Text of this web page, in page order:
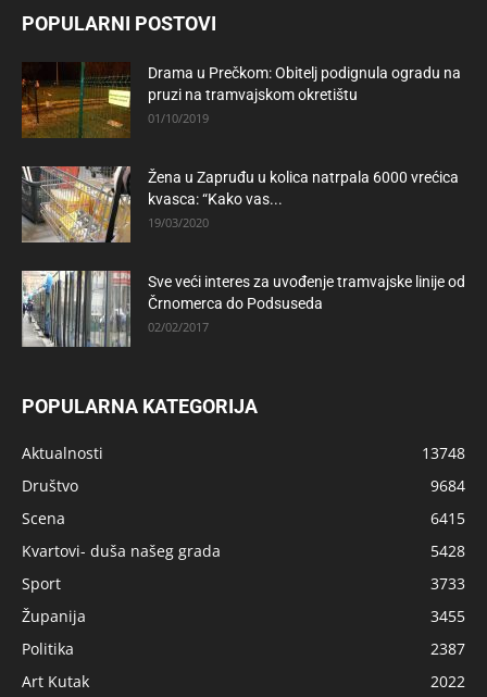
POPULARNI POSTOVI
Drama u Prečkom: Obitelj podignula ogradu na
pruzi na tramvajskom okretištu
01/10/2019
Žena u Zapruđu u kolica natrpala 6000 vrećica
kvasca: “Kako vas...
19/03/2020
Sve veći interes za uvođenje tramvajske linije od
Črnomerca do Podsuseda
02/02/2017
POPULARNA KATEGORIJA
Aktualnosti
13748
Društvo
9684
Scena
6415
Kvartovi- duša našeg grada
5428
Sport
3733
Županija
3455
Politika
2387
Art Kutak
2022